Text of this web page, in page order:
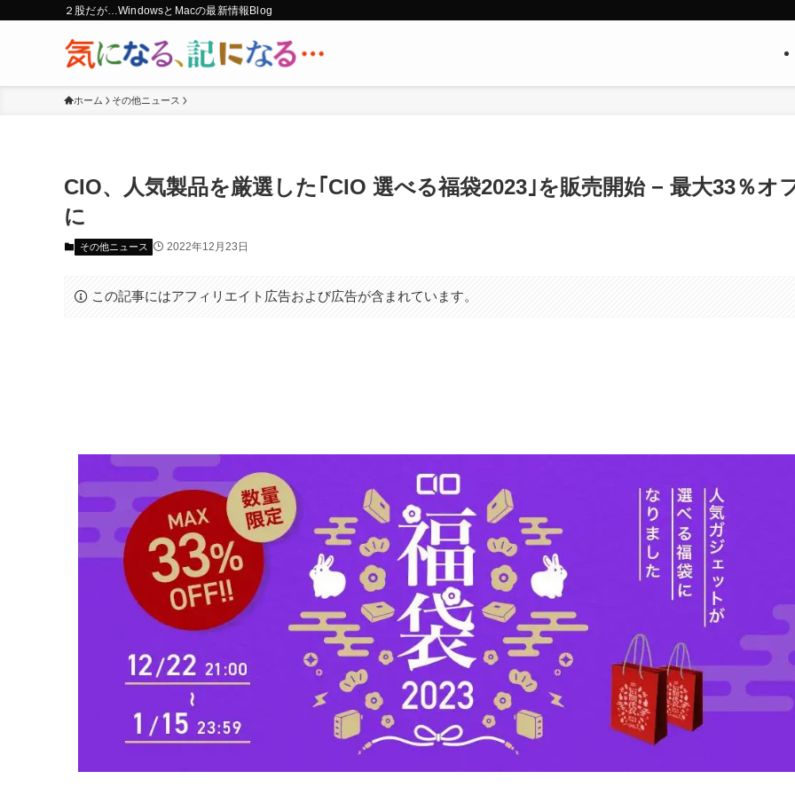
２股だが…WindowsとMacの最新情報Blog
ホーム その他ニュース
CIO、人気製品を厳選した｢CIO 選べる福袋2023｣を販売開始 − 最大33％オ
に
その他ニュース 2022年12月23日
この記事にはアフィリエイト広告および広告が含まれています。